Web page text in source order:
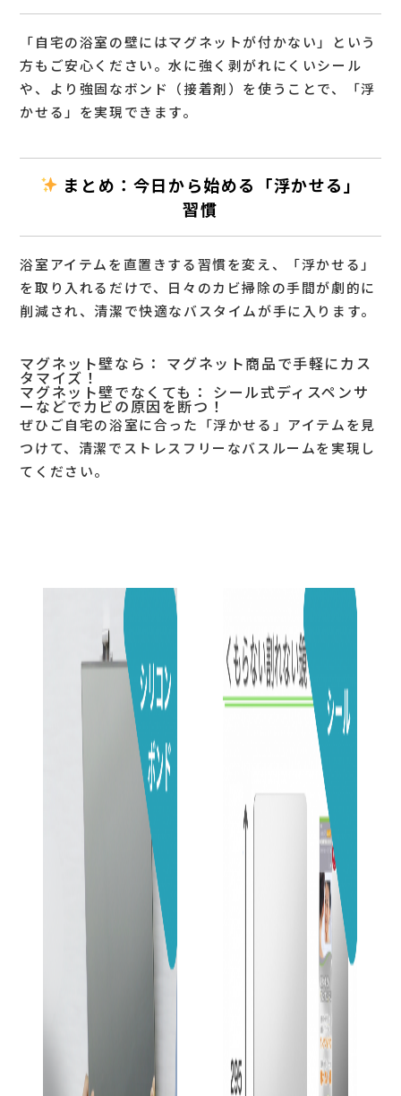
「自宅の浴室の壁にはマグネットが付かない」という
方もご安心ください。水に強く剥がれにくいシール
や、より強固なボンド（接着剤）を使うことで、「浮
かせる」を実現できます。
まとめ：今日から始める「浮かせる」
習慣
浴室アイテムを直置きする習慣を変え、「浮かせる」
を取り入れるだけで、日々のカビ掃除の手間が劇的に
削減され、清潔で快適なバスタイムが手に入ります。
マグネット壁なら： マグネット商品で手軽にカス
タマイズ！
マグネット壁でなくても： シール式ディスペンサ
ーなどでカビの原因を断つ！
ぜひご自宅の浴室に合った「浮かせる」アイテムを見
つけて、清潔でストレスフリーなバスルームを実現し
てください。